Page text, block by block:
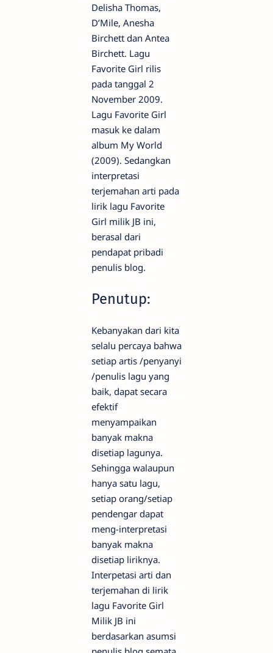
Delisha Thomas,
D’Mile, Anesha
Birchett dan Antea
Birchett. Lagu
Favorite Girl rilis
pada tanggal 2
November 2009.
Lagu Favorite Girl
masuk ke dalam
album My World
(2009). Sedangkan
interpretasi
terjemahan arti pada
lirik lagu Favorite
Girl milik JB ini,
berasal dari
pendapat pribadi
penulis blog.
Penutup:
Kebanyakan dari kita
selalu percaya bahwa
setiap artis /penyanyi
/penulis lagu yang
baik, dapat secara
efektif
menyampaikan
banyak makna
disetiap lagunya.
Sehingga walaupun
hanya satu lagu,
setiap orang/setiap
pendengar dapat
meng-interpretasi
banyak makna
disetiap liriknya.
Interpetasi arti dan
terjemahan di lirik
lagu Favorite Girl
Milik JB ini
berdasarkan asumsi